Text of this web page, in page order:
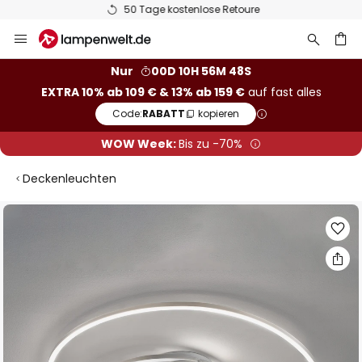
50 Tage kostenlose Retoure
Inhalt
Nur
00D 10H 56M 47S
EXTRA 10% ab 109 € & 13% ab 159 €auf fast alles
Code:RABATT kopieren
WOW Week:Bis zu -70%
Deckenleuchten
Zum